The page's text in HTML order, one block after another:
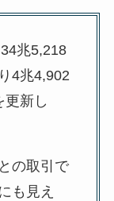
兆5,218
4兆4,902
更新し
の取引で
も見え